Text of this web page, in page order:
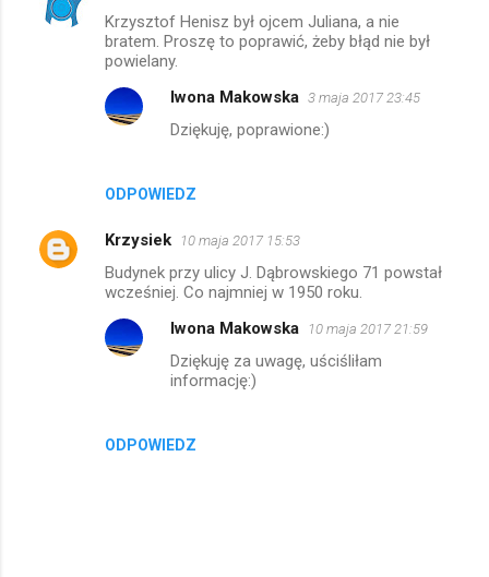
Krzysztof Henisz był ojcem Juliana, a nie
bratem. Proszę to poprawić, żeby błąd nie był
powielany.
ODPOWIEDZ
Iwona Makowska 3 maja 2017 23:45
Dziękuję, poprawione:)
Krzysiek 10 maja 2017 15:53
Budynek przy ulicy J. Dąbrowskiego 71 powstał
wcześniej. Co najmniej w 1950 roku.
ODPOWIEDZ
Iwona Makowska 10 maja 2017 21:59
Dziękuję za uwagę, uściśliłam
informację:)